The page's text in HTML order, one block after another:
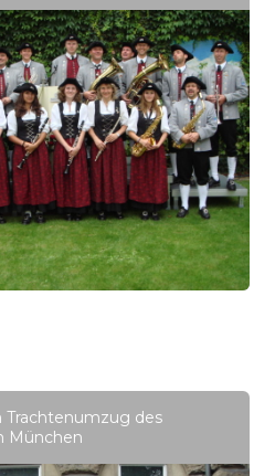
Trachtenumzug des
München